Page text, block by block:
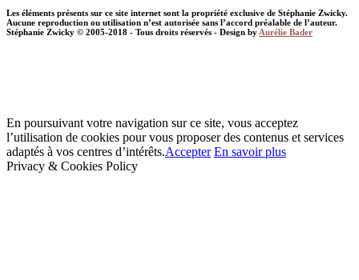
Les éléments présents sur ce site internet sont la propriété exclusive de Stéphanie Zwicky.
Aucune reproduction ou utilisation n’est autorisée sans l’accord préalable de l’auteur.
Stéphanie Zwicky © 2005-2018 - Tous droits réservés - Design byAurélie Bader
En poursuivant votre navigation sur ce site, vous acceptez
l’utilisation de cookies pour vous proposer des contenus et services
adaptés à vos centres d’intérêts.Accepter En savoir plus
Privacy & Cookies Policy